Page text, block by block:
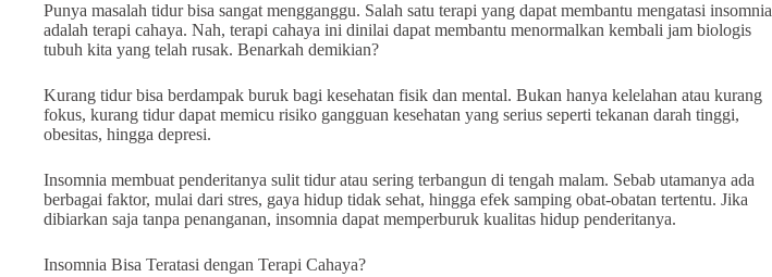
Punya masalah tidur bisa sangat mengganggu. Salah satu terapi yang dapat membantu mengatasi insomnia
adalah terapi cahaya. Nah, terapi cahaya ini dinilai dapat membantu menormalkan kembali jam biologis
tubuh kita yang telah rusak. Benarkah demikian?
Kurang tidur bisa berdampak buruk bagi kesehatan fisik dan mental. Bukan hanya kelelahan atau kurang
fokus, kurang tidur dapat memicu risiko gangguan kesehatan yang serius seperti tekanan darah tinggi,
obesitas, hingga depresi.
Insomnia membuat penderitanya sulit tidur atau sering terbangun di tengah malam. Sebab utamanya ada
berbagai faktor, mulai dari stres, gaya hidup tidak sehat, hingga efek samping obat-obatan tertentu. Jika
dibiarkan saja tanpa penanganan, insomnia dapat memperburuk kualitas hidup penderitanya.
Insomnia Bisa Teratasi dengan Terapi Cahaya?